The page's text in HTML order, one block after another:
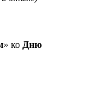
» ко Дню